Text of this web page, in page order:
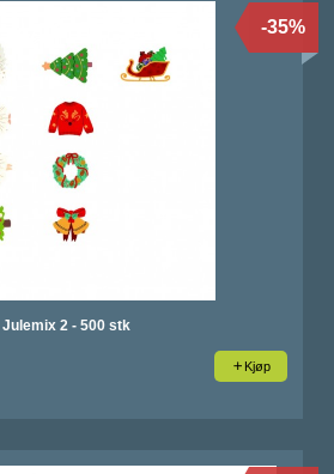
Julemix 2 - 500 stk
-35%
Kjøp